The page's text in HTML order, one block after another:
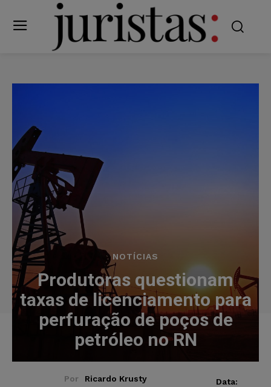
NOTÍCIAS
Produtoras questionam
taxas de licenciamento para
perfuração de poços de
petróleo no RN
Por Ricardo Krusty
Data: